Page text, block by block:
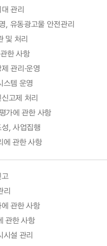
관리
, 유동광고물 안전관리
및 처리
한 사항
관리·운영
스템 운영
고제 처리
가에 관한 사항
, 사업집행
에 관한 사항
리
관한 사항
관한 사항
시설 관리